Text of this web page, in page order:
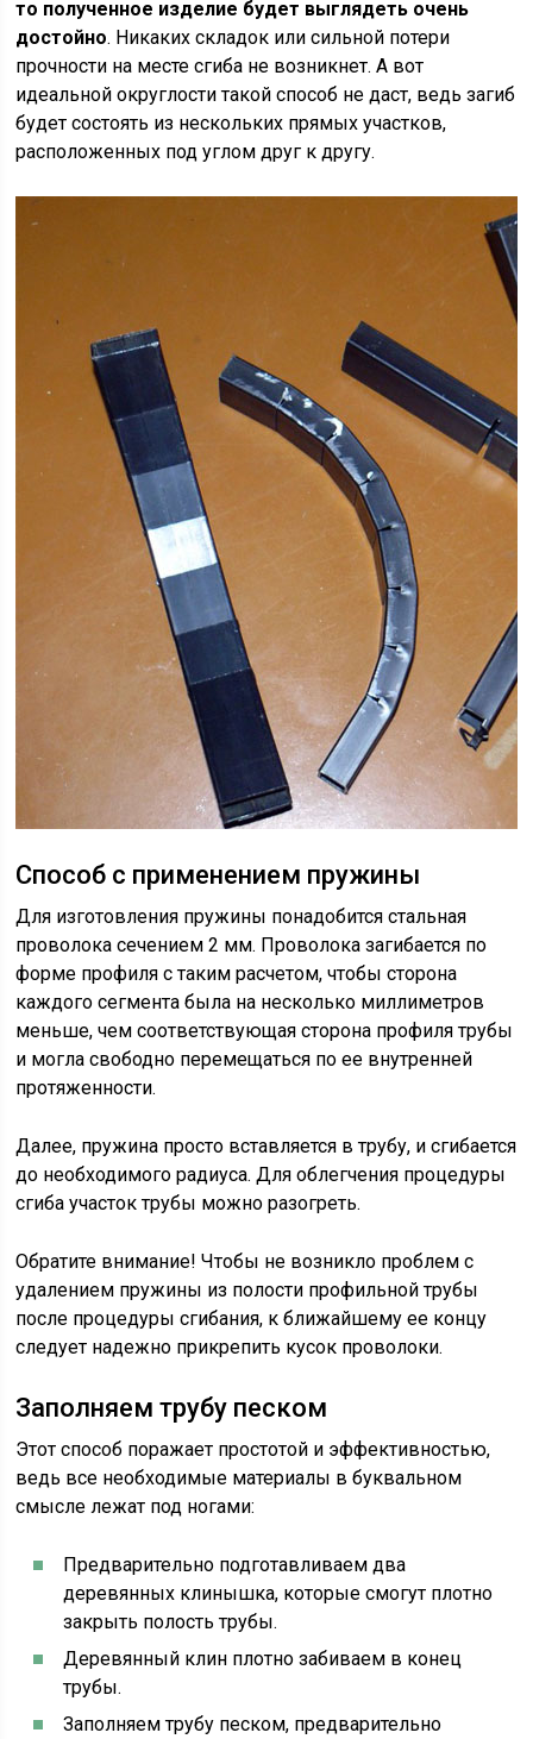
то полученное изделие будет выглядеть очень
достойно. Никаких складок или сильной потери
прочности на месте сгиба не возникнет. А вот
идеальной округлости такой способ не даст, ведь загиб
будет состоять из нескольких прямых участков,
расположенных под углом друг к другу.
Способ с применением пружины
Для изготовления пружины понадобится стальная
проволока сечением 2 мм. Проволока загибается по
форме профиля с таким расчетом, чтобы сторона
каждого сегмента была на несколько миллиметров
меньше, чем соответствующая сторона профиля трубы
и могла свободно перемещаться по ее внутренней
протяженности.
Далее, пружина просто вставляется в трубу, и сгибается
до необходимого радиуса. Для облегчения процедуры
сгиба участок трубы можно разогреть.
Обратите внимание! Чтобы не возникло проблем с
удалением пружины из полости профильной трубы
после процедуры сгибания, к ближайшему ее концу
следует надежно прикрепить кусок проволоки.
Заполняем трубу песком
Этот способ поражает простотой и эффективностью,
ведь все необходимые материалы в буквальном
смысле лежат под ногами:
Предварительно подготавливаем два
деревянных клинышка, которые смогут плотно
закрыть полость трубы.
Деревянный клин плотно забиваем в конец
трубы.
Заполняем трубу песком, предварительно